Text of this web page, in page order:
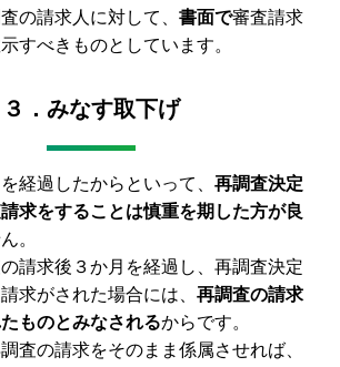
の請求人に対して、書面で審査請求
すべきものとしています。
３．みなす取下げ
経過したからといって、再調査決定
求をすることは慎重を期した方が良
。
請求後３か月を経過し、再調査決定
求がされた場合には、再調査の請求
ものとみなされるからです。
査の請求をそのまま係属させれば、